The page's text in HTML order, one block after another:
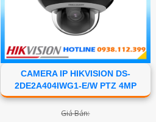
CAMERA IP HIKVISION DS-
2DE2A404IWG1-E/W PTZ 4MP
Giá Bán: